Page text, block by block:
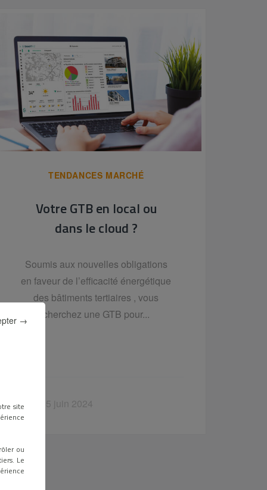
TENDANCES MARCHÉ
Votre GTB en local ou
dans le cloud ?
Soumis aux nouvelles obligations
en faveur de l’efficacité énergétique
des bâtiments tertiaires , vous
cherchez une GTB pour...
mer. 5 juin 2024
site
ou
Le
→